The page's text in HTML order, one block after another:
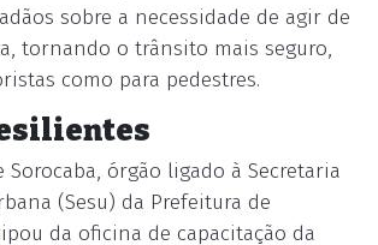
sobre a necessidade de agir de
tornando o trânsito mais seguro,
como para pedestres.
Sorocaba, órgão ligado à Secretaria
(Sesu) da Prefeitura de
da oficina de capacitação da